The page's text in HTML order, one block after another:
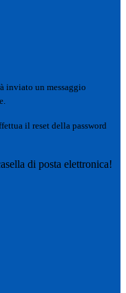
inviato un messaggio
il reset della password
di posta elettronica!